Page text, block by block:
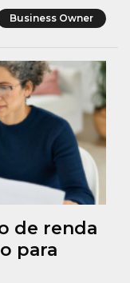
Business Owner
de renda
para